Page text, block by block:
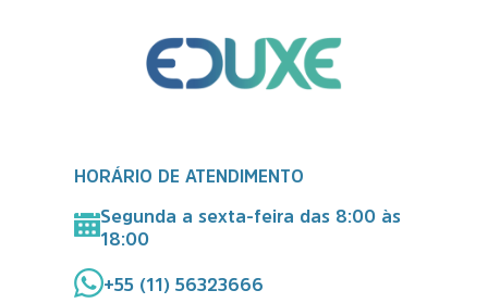
HORÁRIO DE ATENDIMENTO
Segunda a sexta-feira das 8:00 às
18:00
+55 (11) 56323666